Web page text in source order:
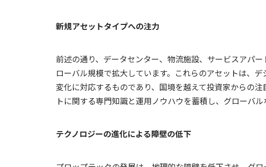
新規アセットタイプへの注力
前述の通り、データセンター、物流施設、サービスアパ
ローバル規模で拡大しています。これらのアセットは、
変化に対応するものであり、国境を越えて投資家からの
トに関する専門知識と運用ノウハウを蓄積し、グローバル
テクノロジーの進化による障壁の低下